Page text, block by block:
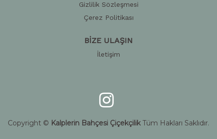
Gizlilik Sözleşmesi
Çerez Politikası
BİZE ULAŞIN
İletişim
Copyright © Kalplerin Bahçesi ÇiçekçilikTüm Hakları Saklıdır.